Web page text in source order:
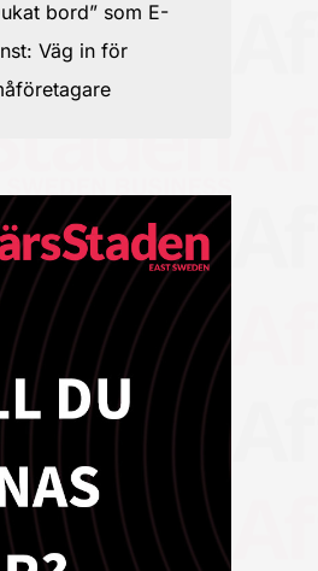
bord” som E-
Väg in för